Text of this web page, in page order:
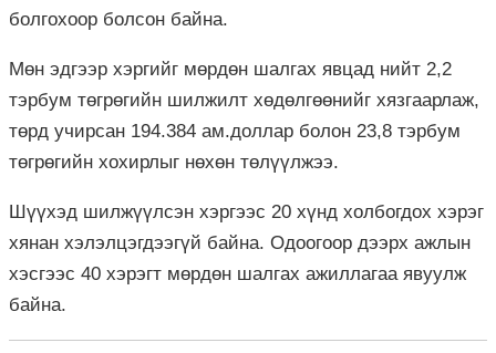
болгохоор болсон байна.
Мөн эдгээр хэргийг мөрдөн шалгах явцад нийт 2,2
тэрбум төгрөгийн шилжилт хөдөлгөөнийг хязгаарлаж,
төрд учирсан 194.384 ам.доллар болон 23,8 тэрбум
төгрөгийн хохирлыг нөхөн төлүүлжээ.
Шүүхэд шилжүүлсэн хэргээс 20 хүнд холбогдох хэрэг
хянан хэлэлцэгдээгүй байна. Одоогоор дээрх ажлын
хэсгээс 40 хэрэгт мөрдөн шалгах ажиллагаа явуулж
байна.